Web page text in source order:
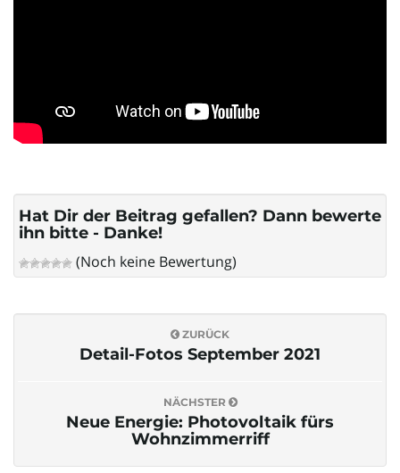
Hat Dir der Beitrag gefallen? Dann bewerte
ihn bitte - Danke!
(Noch keine Bewertung)
ZURÜCK
Detail-Fotos September 2021
NÄCHSTER
Neue Energie: Photovoltaik fürs
Wohnzimmerriff